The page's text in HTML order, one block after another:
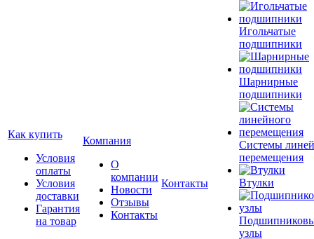
Как купить
Условия
оплаты
Условия
доставки
Гарантия
на товар
Компания
О
компании
Новости
Отзывы
Контакты
Контакты
Игольчатые
подшипники
Шарнирные
подшипники
Системы
перемещения
Втулки
узлы